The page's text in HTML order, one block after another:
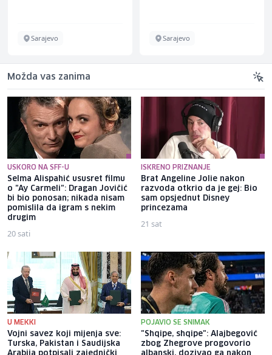
Sarajevo Sarajevo
Možda vas zanima
USKORO NA SFF-U
Selma Alispahić ususret filmu
o "Ay Carmeli": Dragan Jovičić
bi bio ponosan; nikada nisam
pomislila da igram s nekim
drugim
20 sati
ISKRENO PRIZNANJE
Brat Angeline Jolie nakon
razvoda otkrio da je gej: Bio
sam opsjednut Disney
princezama
21 sat
U MEKKI
Vojni savez koji mijenja sve:
Turska, Pakistan i Saudijska
Arabija potpisali zajednički
POJAVIO SE SNIMAK
"Shqipe, shqipe": Alajbegović
zbog Zhegrove progovorio
albanski, dozivao ga nakon